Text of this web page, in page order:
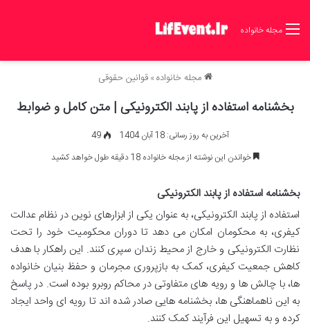
مجله خانواده
مجله خانواده» قوانین حقوقی
بخشنامه استفاده از پابند الکترونیکی | متن کامل و ضوابط
آخرین به روز رسانی: 18 آبان 1404
49
خواندن این نوشته از مجله خانواده 18 دقیقه طول خواهد کشید
بخشنامه استفاده از پابند الکترونیکی
استفاده از پابند الکترونیکی، به عنوان یکی از ابزارهای نوین در نظام عدالت
کیفری، به محکومان امکان می دهد تا دوران محکومیت خود را تحت
نظارت الکترونیکی و خارج از محیط زندان سپری کنند. این راهکار با هدف
کاهش جمعیت کیفری، کمک به بازپروری مجرمان و حفظ بنیان خانواده
ها، با چالش ها و رویه های متفاوتی در محاکم روبرو بوده است. در پاسخ
به این ناهماهنگی ها، بخشنامه هایی صادر شده اند تا رویه ای واحد ایجاد
کرده و به تسهیل این فرآیند کمک کنند.